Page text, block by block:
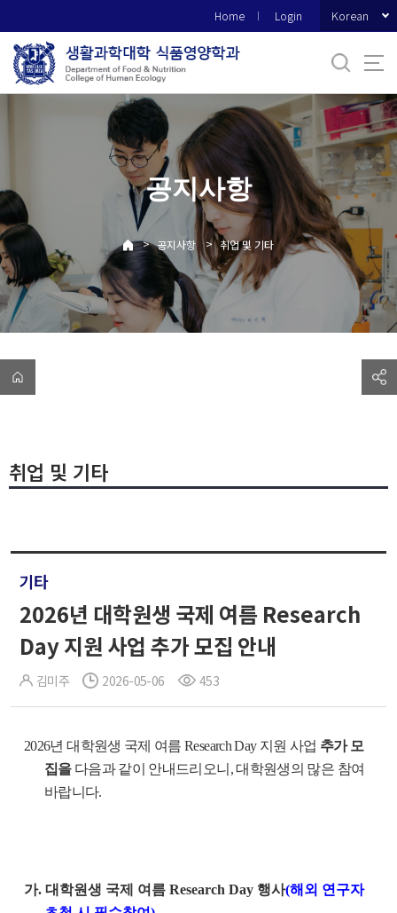
로
메
Home Login Korean
공지사항
> 공지사항 > 취업 및 기타
취업 및 기타
기타
2026년 대학원생 국제 여름 Research
Day 지원 사업 추가 모집 안내
김미주 2026-05-06 453
2026년 대학원생 국제 여름 Research Day 지원 사업 추가 모
집을다음과 같이 안내드리오니, 대학원생의 많은 참여
바랍니다.
가. 대학원생 국제 여름 Research Day 행사(해외 연구자